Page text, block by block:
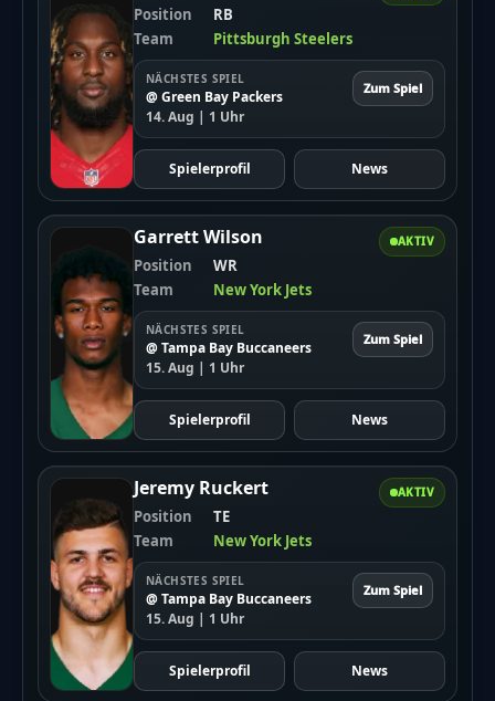
Position
RB
Team
Pittsburgh Steelers
NÄCHSTES SPIEL
@ Green Bay Packers
14. Aug | 1 Uhr
Zum Spiel
Spielerprofil News
AKTIV
Garrett Wilson
Position
WR
Team
New York Jets
NÄCHSTES SPIEL
@ Tampa Bay Buccaneers
15. Aug | 1 Uhr
Zum Spiel
Spielerprofil News
AKTIV
Jeremy Ruckert
Position
TE
Team
New York Jets
NÄCHSTES SPIEL
@ Tampa Bay Buccaneers
15. Aug | 1 Uhr
Zum Spiel
Spielerprofil News